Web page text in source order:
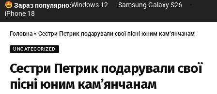
Зараз популярно:Windows 12
Samsung Galaxy S26
iPhone 18
Головна » Сестри Петрик подарували свої пісні юним кам’янчанам
UNCATEGORIZED
Сестри Петрик подарували свої
пісні юним кам’янчанам